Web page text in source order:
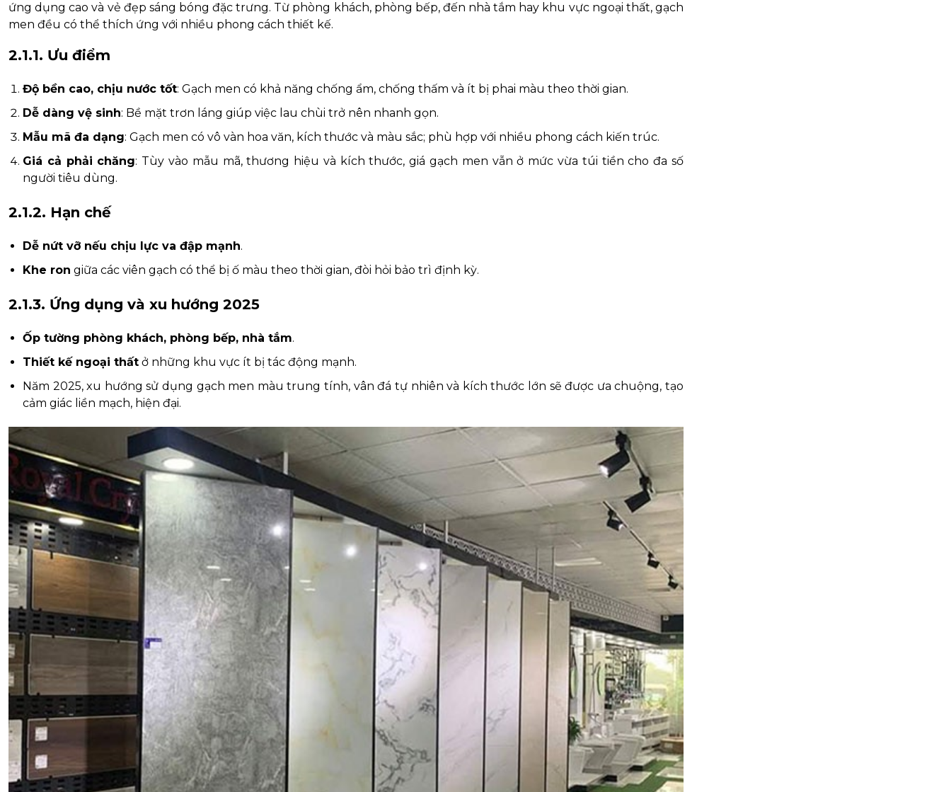
ứng dụng cao và vẻ đẹp sáng bóng đặc trưng. Từ phòng khách, phòng bếp, đến nhà tắm hay khu vực ngoại thất, gạch
men đều có thể thích ứng với nhiều phong cách thiết kế.
2.1.1. Ưu điểm
Độ bền cao, chịu nước tốt: Gạch men có khả năng chống ẩm, chống thấm và ít bị phai màu theo thời gian.
Dễ dàng vệ sinh: Bề mặt trơn láng giúp việc lau chùi trở nên nhanh gọn.
Mẫu mã đa dạng: Gạch men có vô vàn hoa văn, kích thước và màu sắc; phù hợp với nhiều phong cách kiến trúc.
Giá cả phải chăng: Tùy vào mẫu mã, thương hiệu và kích thước, giá gạch men vẫn ở mức vừa túi tiền cho đa số
người tiêu dùng.
2.1.2. Hạn chế
Dễ nứt vỡ nếu chịu lực va đập mạnh.
Khe ron giữa các viên gạch có thể bị ố màu theo thời gian, đòi hỏi bảo trì định kỳ.
2.1.3. Ứng dụng và xu hướng 2025
Ốp tường phòng khách, phòng bếp, nhà tắm.
Thiết kế ngoại thất ở những khu vực ít bị tác động mạnh.
Năm 2025, xu hướng sử dụng gạch men màu trung tính, vân đá tự nhiên và kích thước lớn sẽ được ưa chuộng, tạo
cảm giác liền mạch, hiện đại.